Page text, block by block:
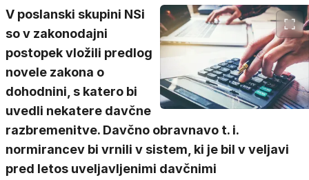
V poslanski skupini NSi
so v zakonodajni
postopek vložili predlog
novele zakona o
dohodnini, s katero bi
uvedli nekatere davčne
razbremenitve. Davčno obravnavo t. i.
normirancev bi vrnili v sistem, ki je bil v veljavi
pred letos uveljavljenimi davčnimi